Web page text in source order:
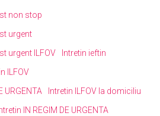
non stop
urgent
urgent ILFOV
Intretin ieftin
ILFOV
URGENTA
Intretin ILFOV la domiciliu
IN REGIM DE URGENTA